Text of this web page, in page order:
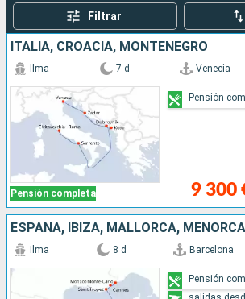
Filtrar
ITALIA, CROACIA, MONTENEGRO
Pensión completa
Ilma 7 d Venecia
9 300
Pensión
Ilma 8 d Barcelona
Pensión